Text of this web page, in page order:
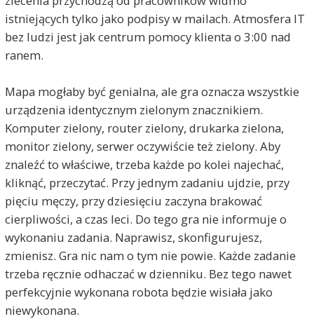
istniejących tylko jako podpisy w mailach. Atmosfera IT
bez ludzi jest jak centrum pomocy klienta o 3:00 nad
ranem.
Mapa mogłaby być genialna, ale gra oznacza wszystkie
urządzenia identycznym zielonym znacznikiem.
Komputer zielony, router zielony, drukarka zielona,
monitor zielony, serwer oczywiście też zielony. Aby
znaleźć to właściwe, trzeba każde po kolei najechać,
kliknąć, przeczytać. Przy jednym zadaniu ujdzie, przy
pięciu męczy, przy dziesięciu zaczyna brakować
cierpliwości, a czas leci. Do tego gra nie informuje o
wykonaniu zadania. Naprawisz, skonfigurujesz,
zmienisz. Gra nic nam o tym nie powie. Każde zadanie
trzeba ręcznie odhaczać w dzienniku. Bez tego nawet
perfekcyjnie wykonana robota będzie wisiała jako
niewykonana.